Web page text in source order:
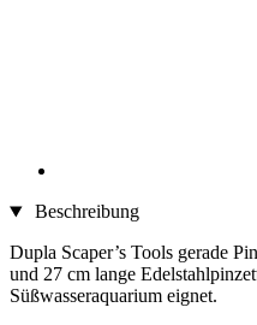
Beschreibung
Dupla Scaper’s Tools gerade
und 27 cm lange
Süßwasseraquarium eignet.